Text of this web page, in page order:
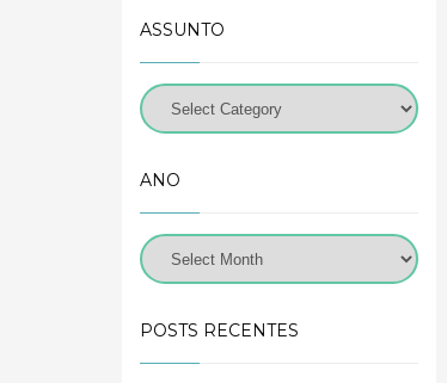
ASSUNTO
ANO
POSTS RECENTES